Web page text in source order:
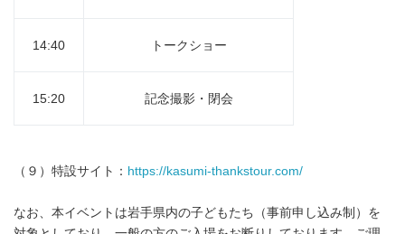
14:40 トークショー
15:20 記念撮影・閉会
（９）特設サイト： https://kasumi-thankstour.com/
なお、本イベントは岩手県内の子どもたち（事前申し込み制）を